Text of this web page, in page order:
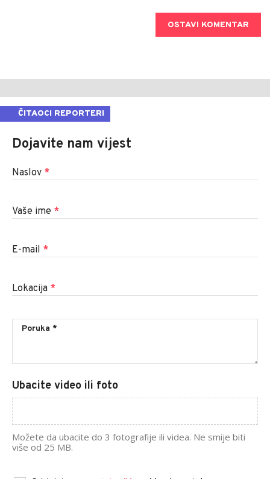
OSTAVI KOMENTAR
ČITAOCI REPORTERI
Dojavite nam vijest
Naslov *
Vaše ime *
E-mail *
Lokacija *
Ubacite video ili foto
Možete da ubacite do 3 fotografije ili videa. Ne smije biti
više od 25 MB.